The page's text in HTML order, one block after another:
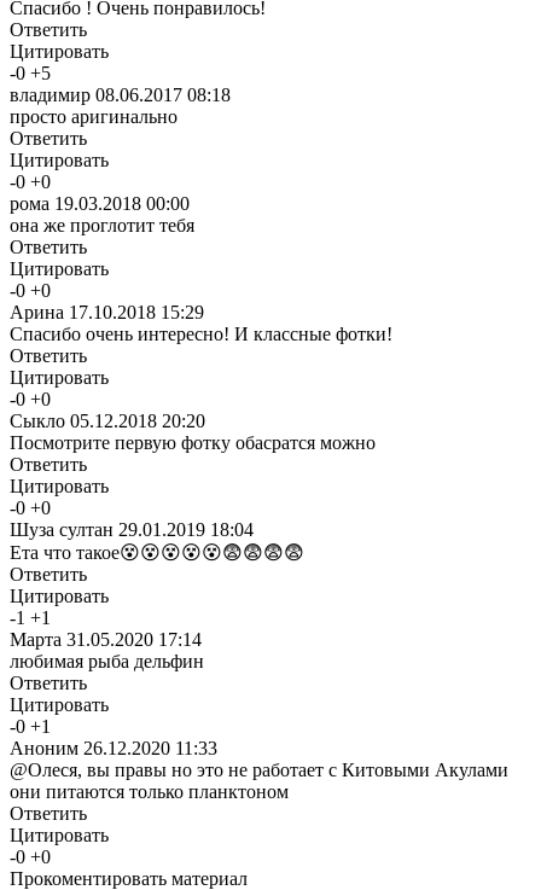
Спасибо ! Очень понравилось!
Ответить
Цитировать
-0 +5
владимир 08.06.2017 08:18
просто аригинально
Ответить
Цитировать
-0 +0
рома 19.03.2018 00:00
она же проглотит тебя
Ответить
Цитировать
-0 +0
Арина 17.10.2018 15:29
Спасибо очень интересно! И классные фотки!
Ответить
Цитировать
-0 +0
Сыкло 05.12.2018 20:20
Посмотрите первую фотку обасратся можно
Ответить
Цитировать
-0 +0
Шуза султан 29.01.2019 18:04
Ета что такое😵😵😵😵😵😨😨😨😨
Ответить
Цитировать
-1 +1
Марта 31.05.2020 17:14
любимая рыба дельфин
Ответить
Цитировать
-0 +1
Аноним 26.12.2020 11:33
@Олеся, вы правы но это не работает с Китовыми Акулами
они питаются только планктоном
Ответить
Цитировать
-0 +0
Прокоментировать материал